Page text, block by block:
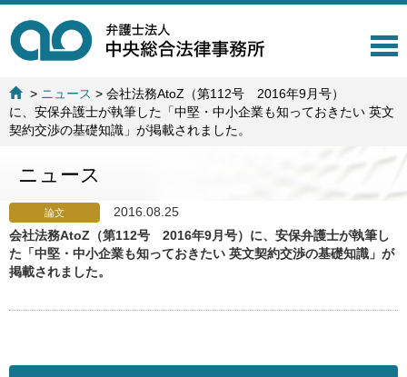
T
l
a
t
> ニュース >会社法務AtoZ（第112号 2016年9月号）
に、安保弁護士が執筆した「中堅・中小企業も知っておきたい 英文
契約交渉の基礎知識」が掲載されました。
ニュース
論文
2016.08.25
会社法務AtoZ（第112号 2016年9月号）に、安保弁護士が執筆し
た「中堅・中小企業も知っておきたい 英文契約交渉の基礎知識」が
掲載されました。